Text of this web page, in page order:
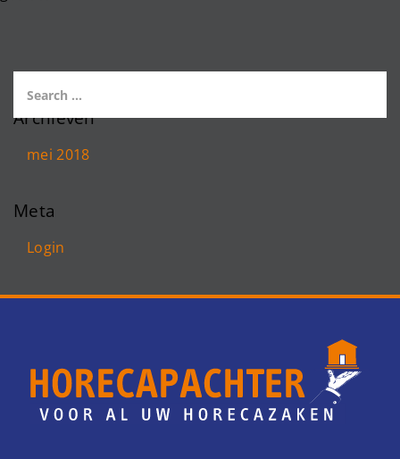
Archieven
mei 2018
Meta
Login